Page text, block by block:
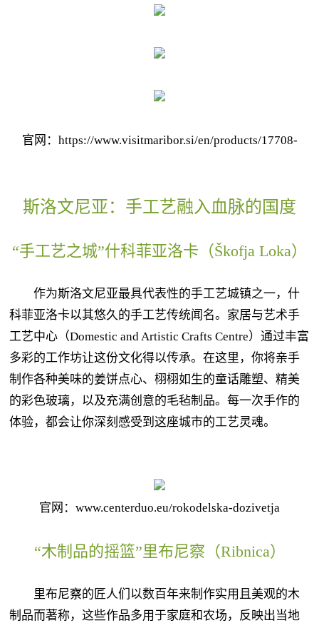
官网：https://www.visitmaribor.si/en/products/17708-
斯洛文尼亚：手工艺融入血脉的国度
“手工艺之城”什科菲亚洛卡（Škofja Loka）
作为斯洛文尼亚最具代表性的手工艺城镇之一，什
科菲亚洛卡以其悠久的手工艺传统闻名。家居与艺术手
工艺中心（Domestic and Artistic Crafts Centre）通过丰富
多彩的工作坊让这份文化得以传承。在这里，你将亲手
制作各种美味的姜饼点心、栩栩如生的童话雕塑、精美
的彩色玻璃，以及充满创意的毛毡制品。每一次手作的
体验，都会让你深刻感受到这座城市的工艺灵魂。
官网：www.centerduo.eu/rokodelska-dozivetja
“木制品的摇篮”里布尼察（Ribnica）
里布尼察的匠人们以数百年来制作实用且美观的木
制品而著称，这些作品多用于家庭和农场，反映出当地